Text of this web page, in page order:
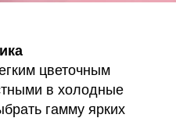
цветочным
в холодные
гамму ярких